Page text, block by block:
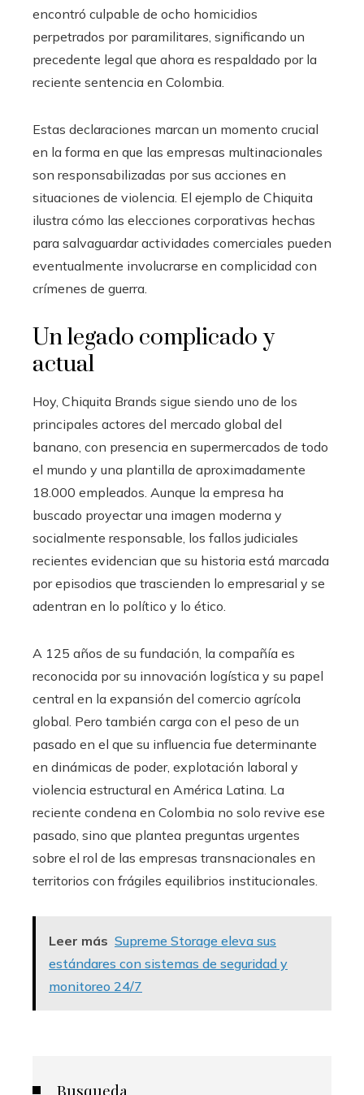
encontró culpable de ocho homicidios
perpetrados por paramilitares, significando un
precedente legal que ahora es respaldado por la
reciente sentencia en Colombia.
Estas declaraciones marcan un momento crucial
en la forma en que las empresas multinacionales
son responsabilizadas por sus acciones en
situaciones de violencia. El ejemplo de Chiquita
ilustra cómo las elecciones corporativas hechas
para salvaguardar actividades comerciales pueden
eventualmente involucrarse en complicidad con
crímenes de guerra.
Un legado complicado y
actual
Hoy, Chiquita Brands sigue siendo uno de los
principales actores del mercado global del
banano, con presencia en supermercados de todo
el mundo y una plantilla de aproximadamente
18.000 empleados. Aunque la empresa ha
buscado proyectar una imagen moderna y
socialmente responsable, los fallos judiciales
recientes evidencian que su historia está marcada
por episodios que trascienden lo empresarial y se
adentran en lo político y lo ético.
A 125 años de su fundación, la compañía es
reconocida por su innovación logística y su papel
central en la expansión del comercio agrícola
global. Pero también carga con el peso de un
pasado en el que su influencia fue determinante
en dinámicas de poder, explotación laboral y
violencia estructural en América Latina. La
reciente condena en Colombia no solo revive ese
pasado, sino que plantea preguntas urgentes
sobre el rol de las empresas transnacionales en
territorios con frágiles equilibrios institucionales.
Leer más Supreme Storage eleva sus
estándares con sistemas de seguridad y
monitoreo 24/7
Busqueda